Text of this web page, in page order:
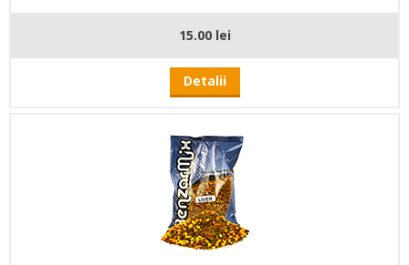
15.00 lei
Detalii